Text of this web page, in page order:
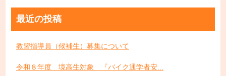
最近の投稿
教習指導員（候補生）募集について
令和８年度 境高生対象 『バイク通学者安...